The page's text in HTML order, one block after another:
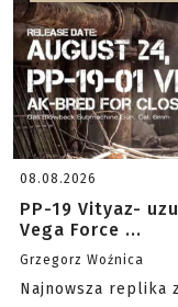
08.08.2026
PP-19 Vityaz-
Vega Force ...
Grzegorz Woźnica
Najnowsza replika